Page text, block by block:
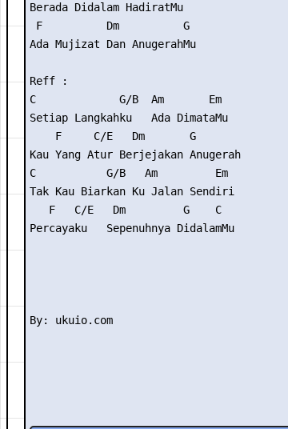
Berada Didalam HadiratMu
F          Dm          G
Ada Mujizat Dan AnugerahMu
Reff :
C             G/B  Am       Em
Setiap Langkahku   Ada DimataMu
    F     C/E   Dm       G
Kau Yang Atur Berjejakan Anugerah
C           G/B   Am         Em
Tak Kau Biarkan Ku Jalan Sendiri
   F   C/E   Dm         G    C
Percayaku   Sepenuhnya DidalamMu